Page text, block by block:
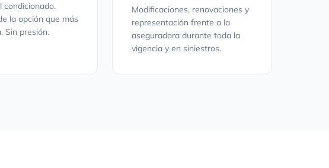
condicionado.
la opción que más
Sin presión.
Modificaciones, renovaciones y
representación frente a la
aseguradora durante toda la
vigencia y en siniestros.